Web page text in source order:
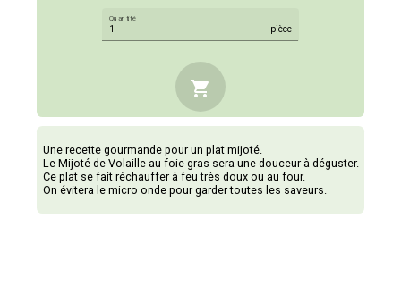
Quantité
pièce
shopping_cart
Une recette gourmande pour un plat mijoté.
Le Mijoté de Volaille au foie gras sera une douceur à déguster.
Ce plat se fait réchauffer à feu très doux ou au four.
On évitera le micro onde pour garder toutes les saveurs.